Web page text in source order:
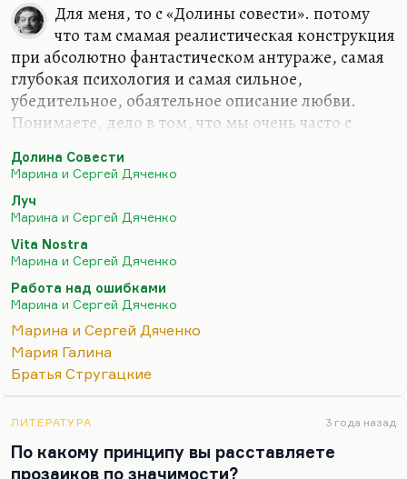
Для меня, то с «Долины совести». потому
что там смамая реалистическая конструкция
при абсолютно фантастическом антураже, самая
глубокая психология и самая сильное,
убедительное, обаятельное описание любви.
Понимаете, дело в том, что мы очень часто с
физиологическую зависимость, иногда –
психологическую. Это такие формы абьюза. Они
интенсивно, талантливо, тонко плетут эту сеть,
иногда совершенно бессознательно. И вот вы уже
оплетены, вы уже не можете сделать и шага. Это
не любовь, это зависимость или созависимость.
Вот у Марины с Сережей (Сережа был
профессиональный психолог) замечательно
проведено это различие. А так-то, в принципе, у
Дяченко…
Долина Совести
Марина и Сергей Дяченко
Луч
Марина и Сергей Дяченко
Vita Nostra
Марина и Сергей Дяченко
Работа над ошибками
Марина и Сергей Дяченко
Марина и Сергей Дяченко
Мария Галина
Братья Стругацкие
ЛИТЕРАТУРА 3 года назад
По какому принципу вы расставляете
прозаиков по значимости?